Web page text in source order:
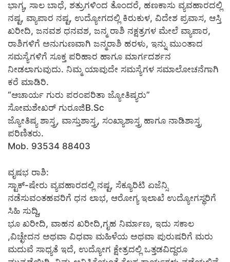
ಭಾಗ್ಯ, ಸಾಲ ಬಾಧೆ, ಶತ್ರುಗಳಿಂದ ತೊಂದರೆ, ಹಣಕಾಸು ವ್ಯವಹಾರದಲ್ಲಿ
ನಷ್ಟ, ವ್ಯಾಪಾರ ನಷ್ಟ, ಉದ್ಯೋಗದಲ್ಲಿ ಕಿರುಕುಳ, ವಿದೇಶ ಪ್ರವಾಸ, ಆಸ್ತಿ
ಖರೀದಿ, ಜನವಶ ಧನವಶ, ಜನ್ಮ ರಾಶಿ ನಕ್ಷತ್ರಗಳ ಮೇಲೆ ವ್ಯಾಪಾರ,
ರಾಶಿಗಳಿಗೆ ಅನುಗುಣವಾಗಿ ಜನ್ಮರಾಶಿ ಹರಳು, ಇನ್ನು ಮುಂತಾದ
ಸಮಸ್ಯೆಗಳಿಗೆ ಸೂಕ್ತ ಪರಿಹಾರ ಹಾಗೂ ಮಾರ್ಗದರ್ಶನ
ನೀಡಲಾಗುವುದು. ನಿಮ್ಮ ಯಾವುದೇ ಸಮಸ್ಯೆಗಳ ಸಮಾಲೋಚನೆಗಾಗಿ
ಕರೆ ಮಾಡಿರಿ.
“ಆಚಾರ್ಯ ಗುರು ಪರಂಪರಿತಾ ಜ್ಯೋತಿಷ್ಯರು”
ಸೋಮಶೇಖರ್ ಗುರೂಜಿB.Sc
ಜ್ಯೋತಿಷ್ಯ ಶಾಸ್ತ್ರ, ವಾಸ್ತುಶಾಸ್ತ್ರ, ಸಂಖ್ಯಾಶಾಸ್ತ್ರ ಹಾಗೂ ನಾಡಿಶಾಸ್ತ್ರ
ಪರಿಣಿತರು.
Mob. 93534 88403
ವೃಷಭ ರಾಶಿ:
ಸ್ಟಾಕ್-ಷೇರು ವ್ಯವಹಾರದಲ್ಲಿ ನಷ್ಟ, ಸೆಕ್ಯೂರಿಟಿ ಏಜೆನ್ಸಿ
ನಡೆಸುವಂತಹವರಿಗೆ ಧನ ಲಾಭ, ಆರೋಗ್ಯ ಇಲಾಖೆ ಉದ್ಯೋಗಸ್ಥರಿಗೆ
ಸಿಹಿ ಸುದ್ದಿ,
ಭೂ ಖರೀದಿ, ವಾಹನ ಖರೀದಿ,ಗೃಹ ನಿರ್ಮಾಣ, ಇದು ಸಕಾಲ
,ವಿಚ್ಛೇದನ ಅಥವಾ ವಿಧವಾ ಮಹಿಳೆಯ ಅಥವಾ ಪುರುಷರಿಗೆ ಮರು
ಮದುವೆ ಸಾಧ್ಯತೆ ಇದೆ, ಉದ್ಯೋಗ ಕ್ಷೇತ್ರದಲ್ಲಿ ಒತ್ತಡವಿದ್ದರೂ